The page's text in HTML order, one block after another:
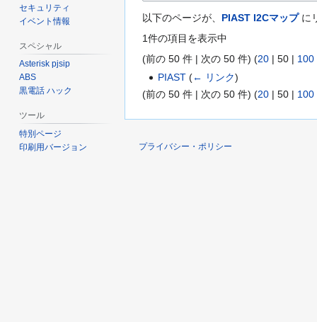
以下のページが、 PIAST I2Cマップに
1件の項目を表示中
(前の 50 件 | 次の 50 件) (20 | 50 | 100
PIAST (← リンク)
(前の 50 件 | 次の 50 件) (20 | 50 | 100
セキュリティ
イベント情報
スペシャル
Asterisk pjsip
ABS
黒電話 ハック
ツール
特別ページ
印刷用バージョン
プライバシー・ポリシー